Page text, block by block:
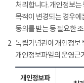
처리합니다. 개인정보는
목적이 변경되는 경우에
동의를 받는 등 필요한
2 독립기념관이 개인정보
개인정보파일의 운영근
개인정보파